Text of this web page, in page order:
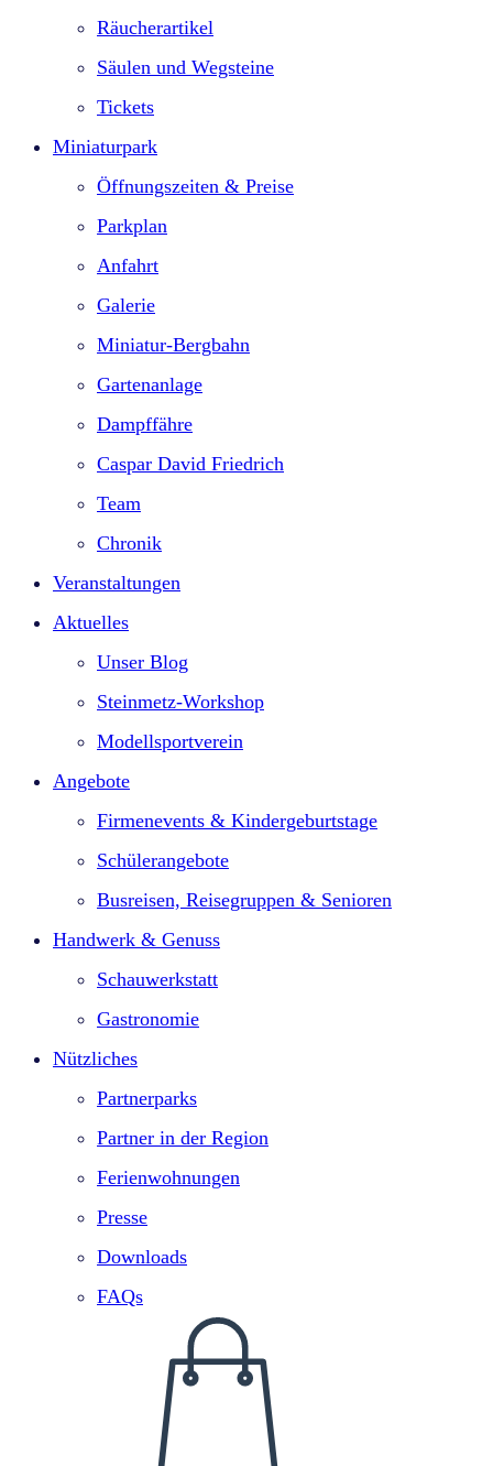
Räucherartikel
Säulen und Wegsteine
Tickets
Miniaturpark
Öffnungszeiten & Preise
Parkplan
Anfahrt
Galerie
Miniatur-Bergbahn
Gartenanlage
Dampffähre
Caspar David Friedrich
Team
Chronik
Veranstaltungen
Aktuelles
Unser Blog
Steinmetz-Workshop
Modellsportverein
Angebote
Firmenevents & Kindergeburtstage​
Schülerangebote
Busreisen, Reisegruppen & Senioren
Handwerk & Genuss
Schauwerkstatt
Gastronomie
Nützliches
Partnerparks
Partner in der Region
Ferienwohnungen
Presse
Downloads
FAQs